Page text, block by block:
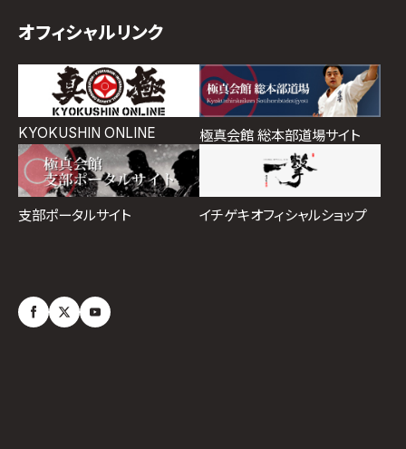
オフィシャルリンク
KYOKUSHIN ONLINE 極真会館 総本部道場サイト
支部ポータルサイト イチゲキオフィシャルショップ